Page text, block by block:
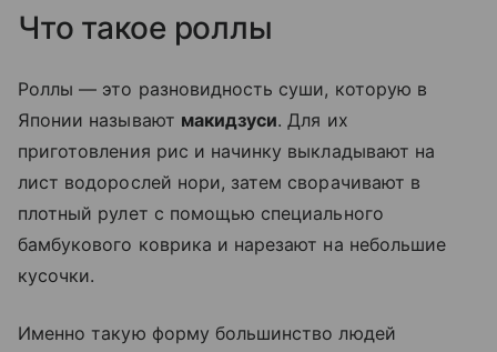
Что такое роллы
Роллы — это разновидность суши, которую в
Японии называют макидзуси. Для их
приготовления рис и начинку выкладывают на
лист водорослей нори, затем сворачивают в
плотный рулет с помощью специального
бамбукового коврика и нарезают на небольшие
кусочки.
Именно такую форму большинство людей